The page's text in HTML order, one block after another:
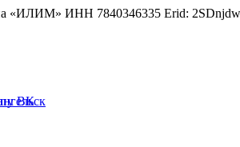
«ИЛИМ» ИНН 7840346335 Erid: